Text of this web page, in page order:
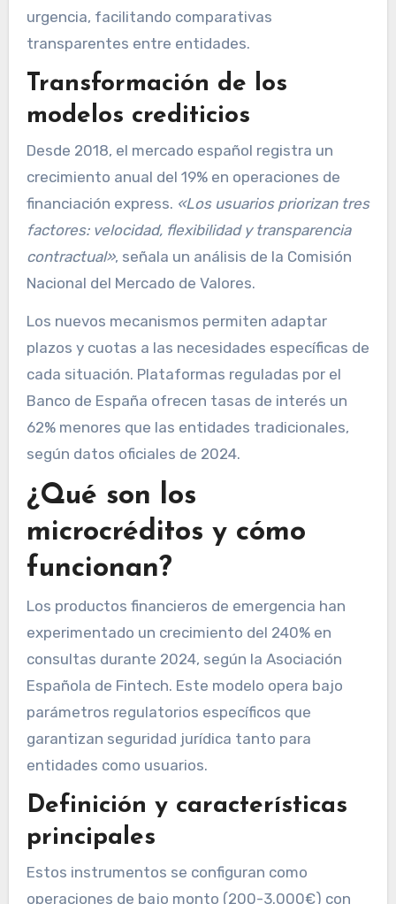
urgencia, facilitando comparativas
transparentes entre entidades.
Transformación de los
modelos crediticios
Desde 2018, el mercado español registra un
crecimiento anual del 19% en operaciones de
financiación express. «Los usuarios priorizan tres
factores: velocidad, flexibilidad y transparencia
contractual», señala un análisis de la Comisión
Nacional del Mercado de Valores.
Los nuevos mecanismos permiten adaptar
plazos y cuotas a las necesidades específicas de
cada situación. Plataformas reguladas por el
Banco de España ofrecen tasas de interés un
62% menores que las entidades tradicionales,
según datos oficiales de 2024.
¿Qué son los
microcréditos y cómo
funcionan?
Los productos financieros de emergencia han
experimentado un crecimiento del 240% en
consultas durante 2024, según la Asociación
Española de Fintech. Este modelo opera bajo
parámetros regulatorios específicos que
garantizan seguridad jurídica tanto para
entidades como usuarios.
Definición y características
principales
Estos instrumentos se configuran como
operaciones de bajo monto (200-3.000€) con